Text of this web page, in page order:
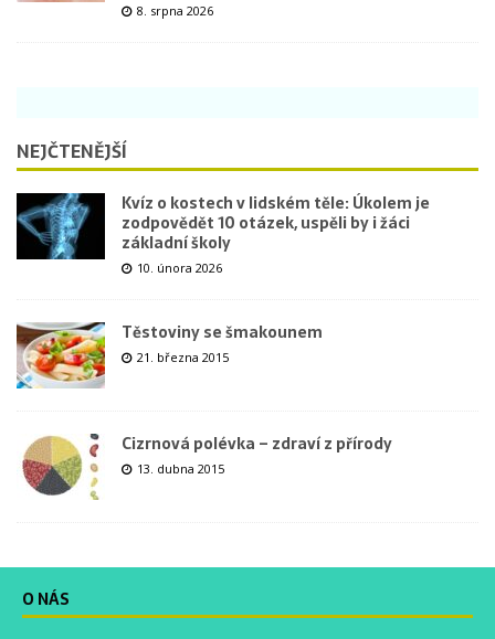
8. srpna 2026
NEJČTENĚJŠÍ
Kvíz o kostech v lidském těle: Úkolem je
zodpovědět 10 otázek, uspěli by i žáci
základní školy
10. února 2026
Těstoviny se šmakounem
21. března 2015
Cizrnová polévka – zdraví z přírody
13. dubna 2015
O NÁS